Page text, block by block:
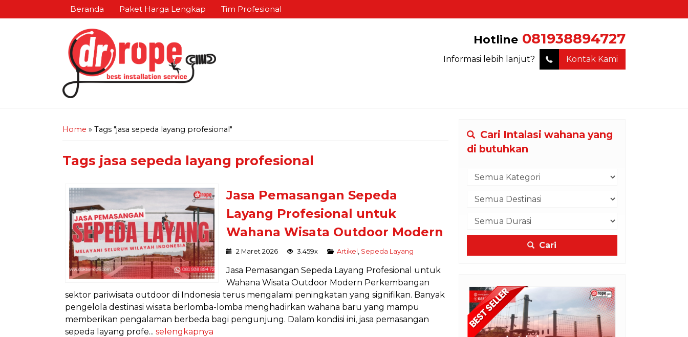
Beranda Paket Harga Lengkap Tim Profesional
Hotline 081938894727
Informasi lebih lanjut? Kontak Kami
Home » Tags "jasa sepeda layang profesional"
Tags jasa sepeda layang profesional
Jasa Pemasangan Sepeda
Layang Profesional untuk
Wahana Wisata Outdoor Modern
2 Maret 2026 3.459x Artikel Sepeda Layang
Jasa Pemasangan Sepeda Layang Profesional untuk
Wahana Wisata Outdoor Modern Perkembangan
sektor pariwisata outdoor di Indonesia terus mengalami peningkatan yang signifikan. Banyak
pengelola destinasi wisata berlomba-lomba menghadirkan wahana baru yang mampu
memberikan pengalaman berbeda bagi pengunjung. Dalam kondisi ini, jasa pemasangan
sepeda layang profe... selengkapnya
Cari Intalasi wahana yang
di butuhkan
Cari